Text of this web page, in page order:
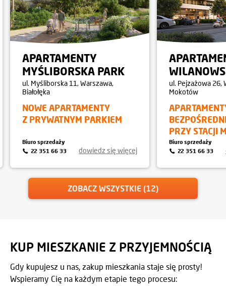
APARTAMENTY
MYŚLIBORSKA PARK
ul. Myśliborska 11, Warszawa,
Białołęka
NOWE APARTAMENTY
Z PRYWATNYM PARKIEM
dowiedz się więcej
Biuro sprzedaży
22 351 66 33
ul. Pejzażowa 26,
Mokotów
PRZY STACJI
Biuro sprzedaży
22 351 66 33
ZOBACZ WSZYSTKIE (12)
KUP MIESZKANIE Z PRZYJEMNOŚCIĄ
Gdy kupujesz u nas, zakup mieszkania staje się prosty!
Wspieramy Cię na każdym etapie tego procesu: